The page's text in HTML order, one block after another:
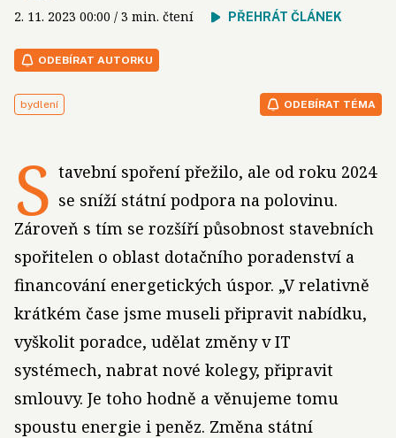
2. 11. 2023 00:00 / 3 min. čtení PŘEHRÁT ČLÁNEK
ODEBÍRAT AUTORKU
bydlení ODEBÍRAT TÉMA
S tavební spoření přežilo, ale od roku 2024
se sníží státní podpora na polovinu.
Zároveň s tím se rozšíří působnost stavebních
spořitelen o oblast dotačního poradenství a
financování energetických úspor. „V relativně
krátkém čase jsme museli připravit nabídku,
vyškolit poradce, udělat změny v IT
systémech, nabrat nové kolegy, připravit
smlouvy. Je toho hodně a věnujeme tomu
spoustu energie i peněz. Změna státní